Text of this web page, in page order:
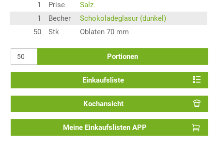
1
Prise
Salz
1
Becher
Schokoladeglasur (dunkel)
50
Stk Oblaten 70 mm
Portionen
Einkaufsliste
Kochansicht
Meine Einkaufslisten APP